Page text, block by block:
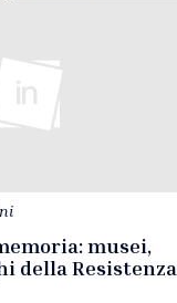
musei,
della Resistenza